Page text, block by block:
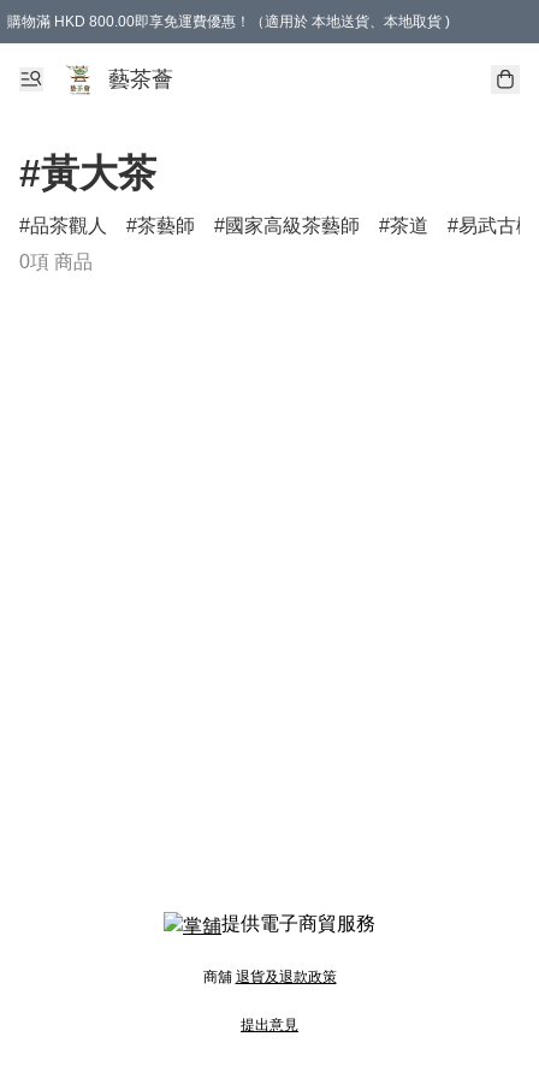
購物滿 HKD 800.00即享免運費優惠！（適用於 本地送貨、本地取貨 )
藝茶薈
#黃大茶
品茶觀人 茶藝師 國家高級茶藝師 茶道
易武古樹
0項 商品
提供電子商貿服務
商舖 退貨及退款政策
提出意見